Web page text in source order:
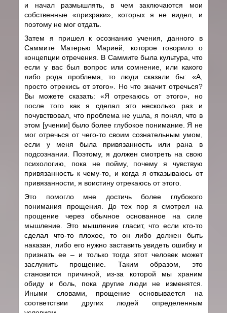
и начал размышлять, в чем заключаются мои
собственные «призраки», которых я не видел, и
поэтому не мог отдать.
Затем я пришел к осознанию учения, данного в
Саммите Матерью Марией, которое говорило о
концепции отречения. В Саммите была культура, что
если у вас был вопрос или сомнение, или какого
либо рода проблема, то люди сказали бы: «А,
просто отрекись от этого». Но что значит отречься?
Вы можете сказать: «Я отрекаюсь от этого», но
после того как я сделал это несколько раз и
почувствовал, что проблема не ушла, я понял, что в
этом [учении] было более глубокое понимание. Я не
мог отречься от чего-то своим сознательным умом,
если у меня была привязанность или рана в
подсознании. Поэтому, я должен смотреть на свою
психологию, пока не пойму, почему я чувствую
привязанность к чему-то, и когда я отказываюсь от
привязанности, я воистину отрекаюсь от этого.
Это помогло мне достичь более глубокого
понимания прощения. До тех пор я смотрел на
прощение через обычное основанное на силе
мышление. Это мышление гласит, что если кто-то
сделал что-то плохое, то он либо должен быть
наказан, либо его нужно заставить увидеть ошибку и
признать ее – и только тогда этот человек может
заслужить прощение. Таким образом, это
становится причиной, из-за которой мы храним
обиду и боль, пока другие люди не изменятся.
Иными словами, прощение основывается на
соответствии других людей определенным